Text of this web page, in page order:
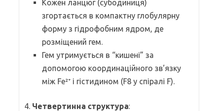
Кожен ланцюг (субодиниця)
згортається в компактну глобулярну
форму з гідрофобним ядром, де
розміщений гем.
Гем утримується в “кишені” за
допомогою координаційного зв’язку
між Fe²⁺ і гістидином (F8 у спіралі F).
4. Четвертинна структура: